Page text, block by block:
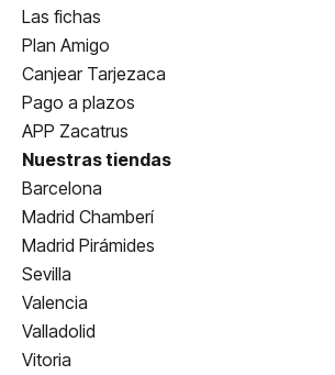
Las fichas
Plan Amigo
Canjear Tarjezaca
Pago a plazos
APP Zacatrus
Nuestras tiendas
Barcelona
Madrid Chamberí
Madrid Pirámides
Sevilla
Valencia
Valladolid
Vitoria